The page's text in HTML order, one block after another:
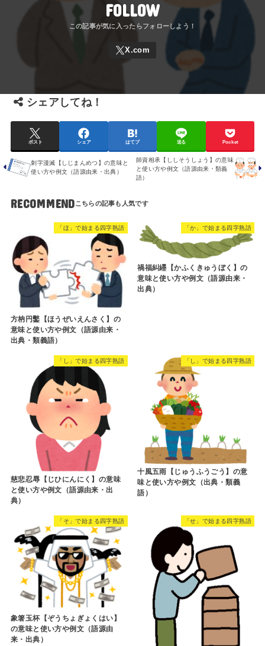
FOLLOW
シェアしてね！
ポスト シェア はてブ 送る Pocket
刺字漫滅【しじまんめつ】の意味と
使い方や例文（語源由来・出典）
師資相承【ししそうしょう】の意味
と使い方や例文（語源由来・類義
語）
RECOMMEND
「ほ」で始まる四字熟語
方枘円鑿【ほうぜいえんさく】の
意味と使い方や例文（語源由来・
出典・類義語）
「か」で始まる四字熟語
禍福糾纆【かふくきゅうぼく】の
意味と使い方や例文（語源由来・
出典）
「し」で始まる四字熟語
慈悲忍辱【じひにんにく】の意味
と使い方や例文（語源由来・出
典）
「し」で始まる四字熟語
十風五雨【じゅうふうごう】の意
味と使い方や例文（出典・類義
語）
「そ」で始まる四字熟語
象箸玉杯【ぞうちょぎょくはい】
の意味と使い方や例文（語源由
来・出典）
「せ」で始まる四字熟語